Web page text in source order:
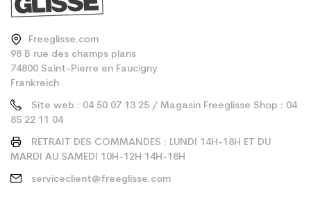
Freeglisse.com
98 B rue des champs plans
74800 Saint-Pierre en Faucigny
Frankreich
Site web : 04 50 07 13 25 / Magasin Freeglisse Shop : 04
85 22 11 04
RETRAIT DES COMMANDES : LUNDI 14H-18H ET DU
MARDI AU SAMEDI 10H-12H 14H-18H
serviceclient@freeglisse.com